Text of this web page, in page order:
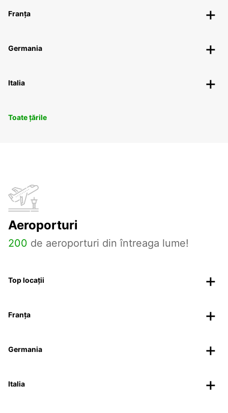
Franța
Germania
Italia
Toate țările
Aeroporturi
200 de aeroporturi din întreaga lume!
Top locații
Franța
Germania
Italia